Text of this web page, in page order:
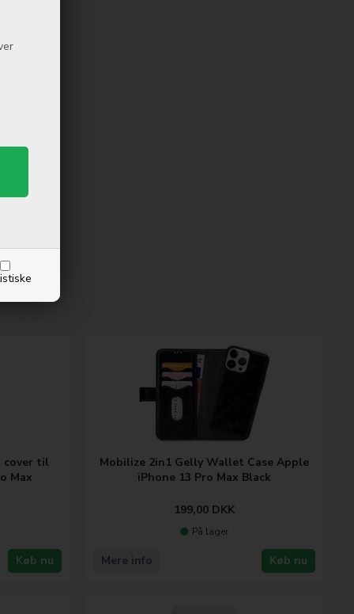
cover til
Max
Køb nu
Mobilize 2in1 Gelly Wallet Case Apple
iPhone 13 Pro Max Black
199,00 DKK
På lager
Køb nu
Mere info